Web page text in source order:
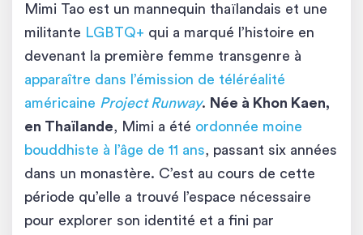
Mimi Tao est un mannequin thaïlandais et une
militante
LGBTQ+ qui a marqué l’histoire en
devenant la première femme transgenre à
apparaître dans l’émission de téléréalité
américaine Project Runway. Née à Khon Kaen,
en Thaïlande , Mimi a été ordonnée moine
bouddhiste à l’âge de 11 ans , passant six années
dans un monastère. C’est au cours de cette
période qu’elle a trouvé l’espace nécessaire
pour explorer son identité et a fini par